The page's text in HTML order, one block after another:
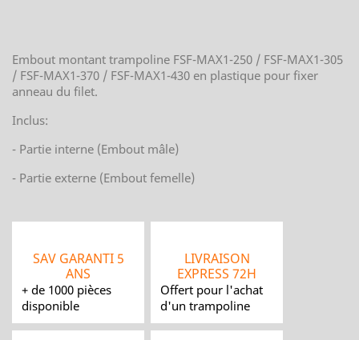
Embout montant trampoline FSF-MAX1-250 / FSF-MAX1-305
/ FSF-MAX1-370 / FSF-MAX1-430 en plastique pour fixer
anneau du filet.
Inclus:
- Partie interne (Embout mâle)
- Partie externe (Embout femelle)
SAV GARANTI 5
ANS
+ de 1000 pièces
disponible
LIVRAISON
EXPRESS 72H
Offert pour l'achat
d'un trampoline